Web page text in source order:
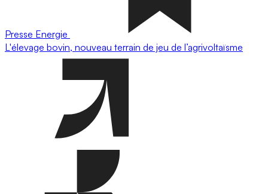
Presse Energie
L'élevage bovin, nouveau terrain de jeu de l’agrivoltaïsme